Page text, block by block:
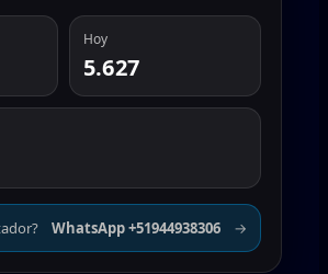
Hoy
5.627
WhatsApp +51944938306 →